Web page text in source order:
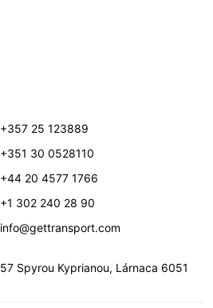
+357 25 123889
+351 30 0528110
+44 20 4577 1766
+1 302 240 28 90
info@gettransport.com
57 Spyrou Kyprianou, Lárnaca 6051